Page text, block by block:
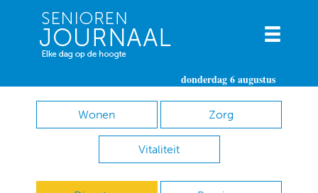
donderdag 6 augustus
Wonen Zorg
Vitaliteit